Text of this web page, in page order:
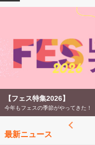
2026
【ライブ動員ランキング】
【フェス特集2026】
今年もフェスの季節がやってきた！
最新ニュース